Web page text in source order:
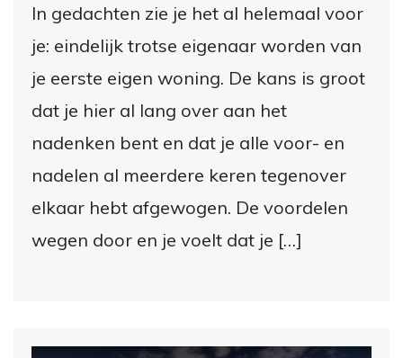
In gedachten zie je het al helemaal voor
je: eindelijk trotse eigenaar worden van
je eerste eigen woning. De kans is groot
dat je hier al lang over aan het
nadenken bent en dat je alle voor- en
nadelen al meerdere keren tegenover
elkaar hebt afgewogen. De voordelen
wegen door en je voelt dat je […]